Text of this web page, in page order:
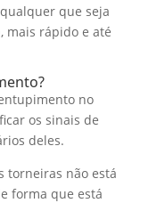
que seja
mais rápido e até
no
os sinais de
deles.
torneiras não está
forma que está